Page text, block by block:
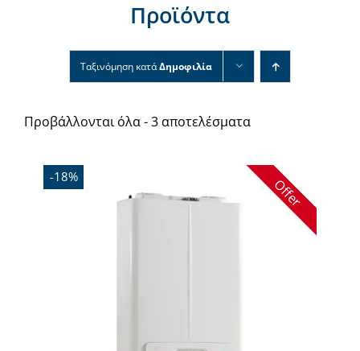
Επικοινωνία
Προϊόντα
Ταξινόμηση κατάΔημοφιλία
Προβάλλονται όλα - 3 αποτελέσματα
-18% Offer